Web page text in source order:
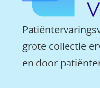
grote collectie
en door